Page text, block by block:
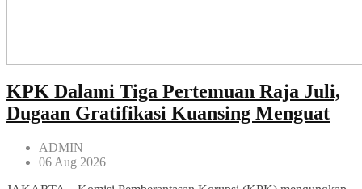
KPK Dalami Tiga Pertemuan Raja Juli,
Dugaan Gratifikasi Kuansing Menguat
ADMIN
06 Aug 2026